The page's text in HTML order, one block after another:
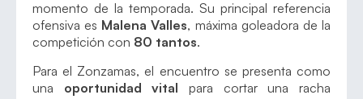
momento de la temporada. Su principal referencia
ofensiva es Malena Valles, máxima goleadora de la
competición con 80 tantos.
Para el Zonzamas, el encuentro se presenta como
una oportunidad vital para cortar una racha